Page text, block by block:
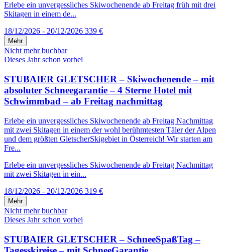
Erlebe ein unvergessliches Skiwochenende ab Freitag früh mit drei
Skitagen in einem de...
18/12/2026 - 20/12/2026 339 €
Mehr
Nicht mehr buchbar
Dieses Jahr schon vorbei
STUBAIER GLETSCHER – Skiwochenende – mit
absoluter Schneegarantie – 4 Sterne Hotel mit
Schwimmbad – ab Freitag nachmittag
Erlebe ein unvergessliches Skiwochenende ab Freitag Nachmittag
mit zwei Skitagen in einem der wohl berühmtesten Täler der Alpen
und dem größten GletscherSkigebiet in Österreich! Wir starten am
Fre...
Erlebe ein unvergessliches Skiwochenende ab Freitag Nachmittag
mit zwei Skitagen in ein...
18/12/2026 - 20/12/2026 319 €
Mehr
Nicht mehr buchbar
Dieses Jahr schon vorbei
STUBAIER GLETSCHER – SchneeSpaßTag –